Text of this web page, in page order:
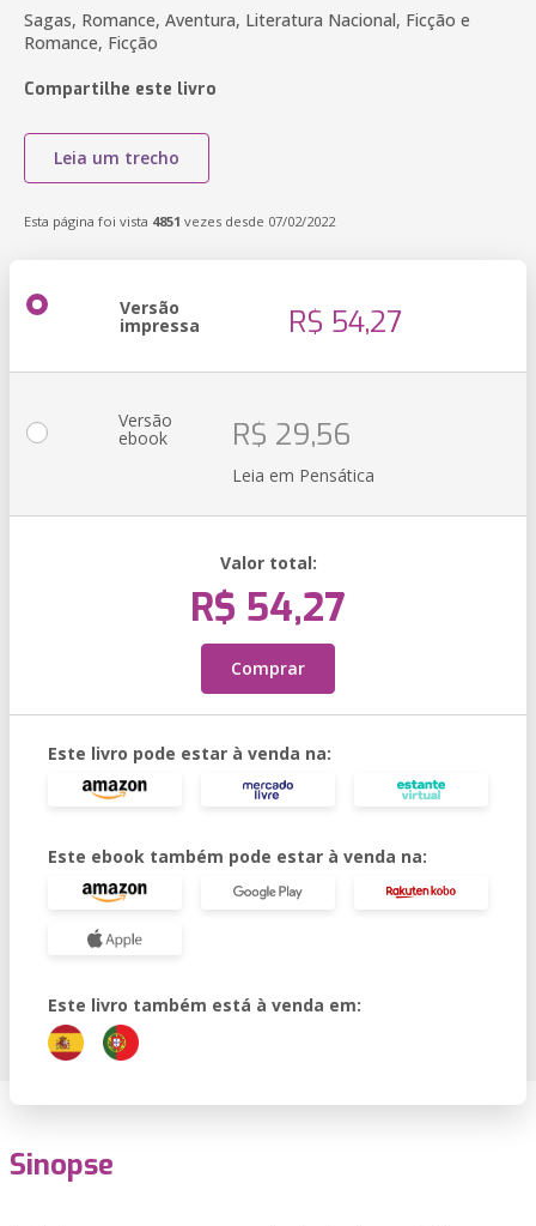
Sagas, Romance, Aventura, Literatura Nacional, Ficção e
Romance, Ficção
Compartilhe este livro
Leia um trecho
Esta página foi vista 4851 vezes desde 07/02/2022
Versão
impressa R$ 54,27
Versão
ebook R$ 29,56
Leia em Pensática
Valor total:
R$ 54,27
Comprar
Este livro pode estar à venda na:
Este ebook também pode estar à venda na:
Este livro também está à venda em:
Sinopse